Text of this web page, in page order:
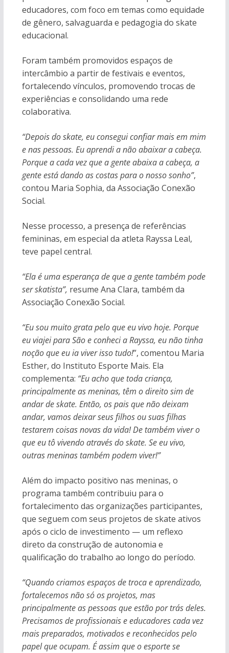
educadores, com foco em temas como equidade
de gênero, salvaguarda e pedagogia do skate
educacional.
Foram também promovidos espaços de
intercâmbio a partir de festivais e eventos,
fortalecendo vínculos, promovendo trocas de
experiências e consolidando uma rede
colaborativa.
“Depois do skate, eu consegui confiar mais em mim
e nas pessoas. Eu aprendi a não abaixar a cabeça.
Porque a cada vez que a gente abaixa a cabeça, a
gente está dando as costas para o nosso sonho”,
contou Maria Sophia, da Associação Conexão
Social.
Nesse processo, a presença de referências
femininas, em especial da atleta Rayssa Leal,
teve papel central.
“Ela é uma esperança de que a gente também pode
ser skatista”, resume Ana Clara, também da
Associação Conexão Social.
“Eu sou muito grata pelo que eu vivo hoje. Porque
eu viajei para São e conheci a Rayssa, eu não tinha
noção que eu ia viver isso tudo!”, comentou Maria
Esther, do Instituto Esporte Mais. Ela
complementa: “Eu acho que toda criança,
principalmente as meninas, têm o direito sim de
andar de skate. Então, os pais que não deixam
andar, vamos deixar seus filhos ou suas filhas
testarem coisas novas da vida! De também viver o
que eu tô vivendo através do skate. Se eu vivo,
outras meninas também podem viver!”
Além do impacto positivo nas meninas, o
programa também contribuiu para o
fortalecimento das organizações participantes,
que seguem com seus projetos de skate ativos
após o ciclo de investimento — um reflexo
direto da construção de autonomia e
qualificação do trabalho ao longo do período.
“Quando criamos espaços de troca e aprendizado,
fortalecemos não só os projetos, mas
principalmente as pessoas que estão por trás deles.
Precisamos de profissionais e educadores cada vez
mais preparados, motivados e reconhecidos pelo
papel que ocupam. É assim que o esporte se